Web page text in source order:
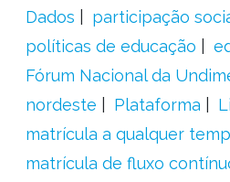
Dados
participação
políticas de educação
Fórum Nacional da
nordeste
Plataforma
matrícula a qualquer
matrícula de fluxo